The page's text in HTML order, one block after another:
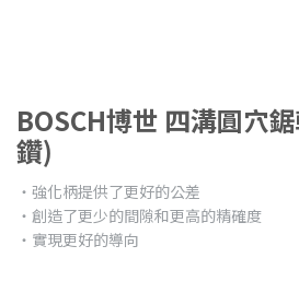
BOSCH博世 四溝圓穴
鑽)
‧強化柄提供了更好的公差
‧創造了更少的間隙和更高的精確度
‧實現更好的導向